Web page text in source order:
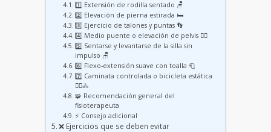
1️⃣ Extensión de rodilla sentado 🪑
2️⃣ Elevación de pierna estirada 🛏️
3️⃣ Ejercicio de talones y puntas 👣
4️⃣ Medio puente o elevación de pelvis 🧍‍♀️
5️⃣ Sentarse y levantarse de la silla sin
impulso 🪑
6️⃣ Flexo-extensión suave con toalla 🧻
7️⃣ Caminata controlada o bicicleta estática
🚶‍♂️🚴
🧩 Recomendación general del
fisioterapeuta
⚡ Consejo adicional
❌ Ejercicios que se deben evitar